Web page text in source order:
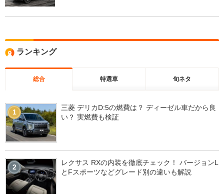
ランキング
総合 特選車 旬ネタ
1
三菱 デリカD:5の燃費は？ ディーゼル車だから良
い？ 実燃費も検証
2
レクサス RXの内装を徹底チェック！ バージョンL
とFスポーツなどグレード別の違いも解説